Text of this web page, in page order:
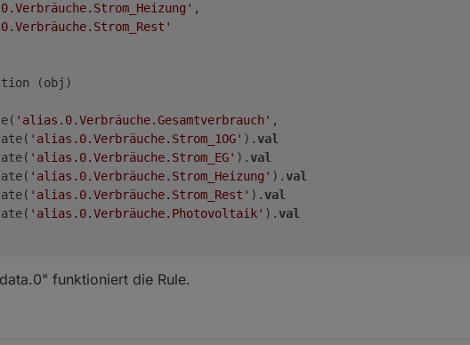
,
(obj)
'alias.0.Verbräuche.Gesamtverbrauch' ,
'alias.0.Verbräuche.Strom_1OG' ).val
'alias.0.Verbräuche.Strom_EG' ).val
'alias.0.Verbräuche.Strom_Heizung' ).val
'alias.0.Verbräuche.Strom_Rest' ).val
'alias.0.Verbräuche.Photovoltaik' ).val
funktioniert die Rule.